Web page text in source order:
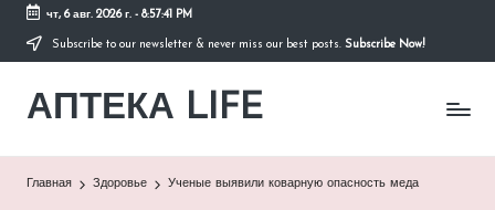
Перейти
содержимому
чт, 6 авг. 2026 г.- 8:57:41 PM
Subscribe to our newsletter & never miss our best posts. Subscribe Now!
АПТЕКА LIFE
сайт
Главная Здоровье Ученые выявили коварную опасность меда